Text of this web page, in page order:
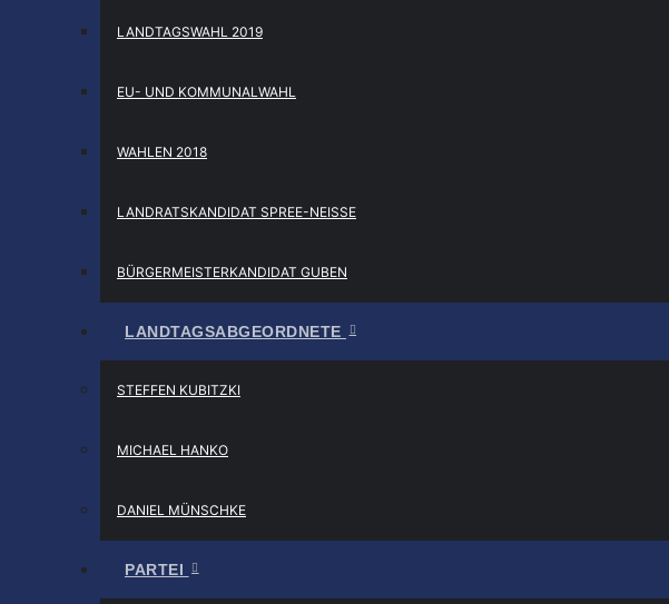
LANDTAGSWAHL 2019
EU- UND KOMMUNALWAHL
WAHLEN 2018
LANDRATSKANDIDAT SPREE-NEISSE
BÜRGERMEISTERKANDIDAT GUBEN
LANDTAGSABGEORDNETE
STEFFEN KUBITZKI
MICHAEL HANKO
DANIEL MÜNSCHKE
PARTEI